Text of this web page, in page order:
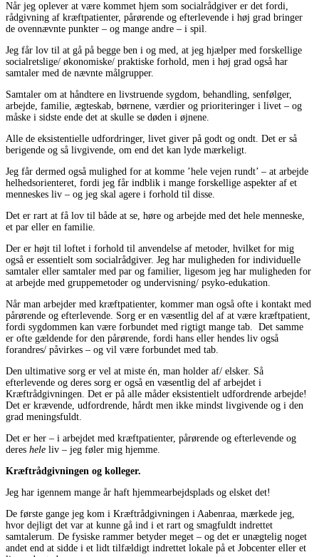
Når jeg oplever at være kommet hjem som socialrådgiver er det fordi,
rådgivning af kræftpatienter, pårørende og efterlevende i høj grad bringer
de ovennævnte punkter – og mange andre – i spil.
Jeg får lov til at gå på begge ben i og med, at jeg hjælper med forskellige
socialretslige/ økonomiske/ praktiske forhold, men i høj grad også har
samtaler med de nævnte målgrupper.
Samtaler om at håndtere en livstruende sygdom, behandling, senfølger,
arbejde, familie, ægteskab, børnene, værdier og prioriteringer i livet – og
måske i sidste ende det at skulle se døden i øjnene.
Alle de eksistentielle udfordringer, livet giver på godt og ondt. Det er så
berigende og så livgivende, om end det kan lyde mærkeligt.
Jeg får dermed også mulighed for at komme ’hele vejen rundt’ – at arbejde
helhedsorienteret, fordi jeg får indblik i mange forskellige aspekter af et
menneskes liv – og jeg skal agere i forhold til disse.
Det er rart at få lov til både at se, høre og arbejde med det hele menneske,
et par eller en familie.
Der er højt til loftet i forhold til anvendelse af metoder, hvilket for mig
også er essentielt som socialrådgiver. Jeg har muligheden for individuelle
samtaler eller samtaler med par og familier, ligesom jeg har muligheden for
at arbejde med gruppemetoder og undervisning/ psyko-edukation.
Når man arbejder med kræftpatienter, kommer man også ofte i kontakt med
pårørende og efterlevende. Sorg er en væsentlig del af at være kræftpatient,
fordi sygdommen kan være forbundet med rigtigt mange tab. Det samme
er ofte gældende for den pårørende, fordi hans eller hendes liv også
forandres/ påvirkes – og vil være forbundet med tab.
Den ultimative sorg er vel at miste én, man holder af/ elsker. Så
efterlevende og deres sorg er også en væsentlig del af arbejdet i
Kræftrådgivningen. Det er på alle måder eksistentielt udfordrende arbejde!
Det er krævende, udfordrende, hårdt men ikke mindst livgivende og i den
grad meningsfuldt.
Det er her – i arbejdet med kræftpatienter, pårørende og efterlevende og
deres hele liv – jeg føler mig hjemme.
Kræftrådgivningen og kolleger.
Jeg har igennem mange år haft hjemmearbejdsplads og elsket det!
De første gange jeg kom i Kræftrådgivningen i Aabenraa, mærkede jeg,
hvor dejligt det var at kunne gå ind i et rart og smagfuldt indrettet
samtalerum. De fysiske rammer betyder meget – og det er unægtelig noget
andet end at sidde i et lidt tilfældigt indrettet lokale på et Jobcenter eller et